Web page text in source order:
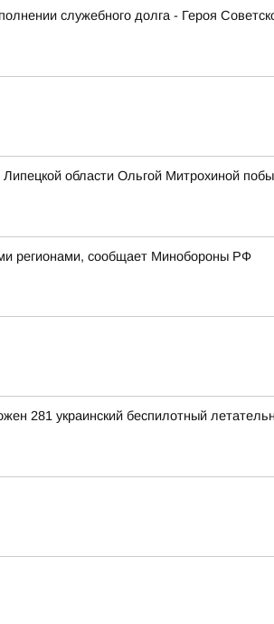
служебного долга - Героя
области Ольгой Митрохиной
регионами, сообщает Минобороны РФ
281 украинский беспилотный